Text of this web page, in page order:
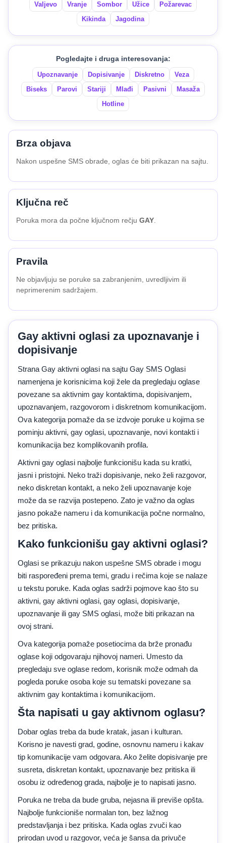
Valjevo
Vranje Sombor Užice
Požarevac
Kikinda
Jagodina
Pogledajte i druga interesovanja:
Upoznavanje Dopisivanje Diskretno
Veza
Biseks
Parovi Stariji Mlađi Pasivni
Masaža
Hotline
Brza objava
Nakon uspešne SMS obrade, oglas će biti prikazan na sajtu.
Ključna reč
Poruka mora da počne ključnom rečju GAY
Pravila
Ne objavljuju se poruke sa zabranjenim, uvredljivim ili
neprimerenim sadržajem.
Gay aktivni oglasi za upoznavanje i
dopisivanje
Strana Gay aktivni oglasi na sajtu Gay SMS Oglasi
namenjena je korisnicima koji žele da pregledaju oglase
povezane sa aktivnim gay kontaktima, dopisivanjem,
upoznavanjem, razgovorom i diskretnom komunikacijom.
Ova kategorija pomaže da se izdvoje poruke u kojima se
pominju aktivni, gay oglasi, upoznavanje, novi kontakti i
komunikacija bez komplikovanih profila.
Aktivni gay oglasi najbolje funkcionišu kada su kratki,
jasni i pristojni. Neko traži dopisivanje, neko želi razgovor,
neko diskretan kontakt, a neko želi upoznavanje koje
može da se razvija postepeno. Zato je važno da oglas
jasno pokaže nameru i da komunikacija počne normalno,
bez pritiska.
Kako funkcionišu gay aktivni oglasi?
Oglasi se prikazuju nakon uspešne SMS obrade i mogu
biti raspoređeni prema temi, gradu i rečima koje se nalaze
u tekstu poruke. Kada oglas sadrži pojmove kao što su
aktivni, gay aktivni oglasi, gay oglasi, dopisivanje,
upoznavanje ili gay SMS oglasi, može biti prikazan na
ovoj strani.
Ova kategorija pomaže posetiocima da brže pronađu
oglase koji odgovaraju njihovoj nameri. Umesto da
pregledaju sve oglase redom, korisnik može odmah da
pogleda poruke osoba koje su tematski povezane sa
aktivnim gay kontaktima i komunikacijom.
Šta napisati u gay aktivnom oglasu?
Dobar oglas treba da bude kratak, jasan i kulturan.
Korisno je navesti grad, godine, osnovnu nameru i kakav
tip komunikacije vam odgovara. Ako želite dopisivanje pre
susreta, diskretan kontakt, upoznavanje bez pritiska ili
osobu iz određenog grada, najbolje je to napisati jasno.
Poruka ne treba da bude gruba, nejasna ili previše opšta.
Najbolje funkcioniše normalan ton, bez lažnog
predstavljanja i bez pritiska. Kada oglas zvuči kao
prirodan uvod u razgovor, veća je šansa da privuče